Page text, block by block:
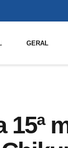
GERAL
15ª